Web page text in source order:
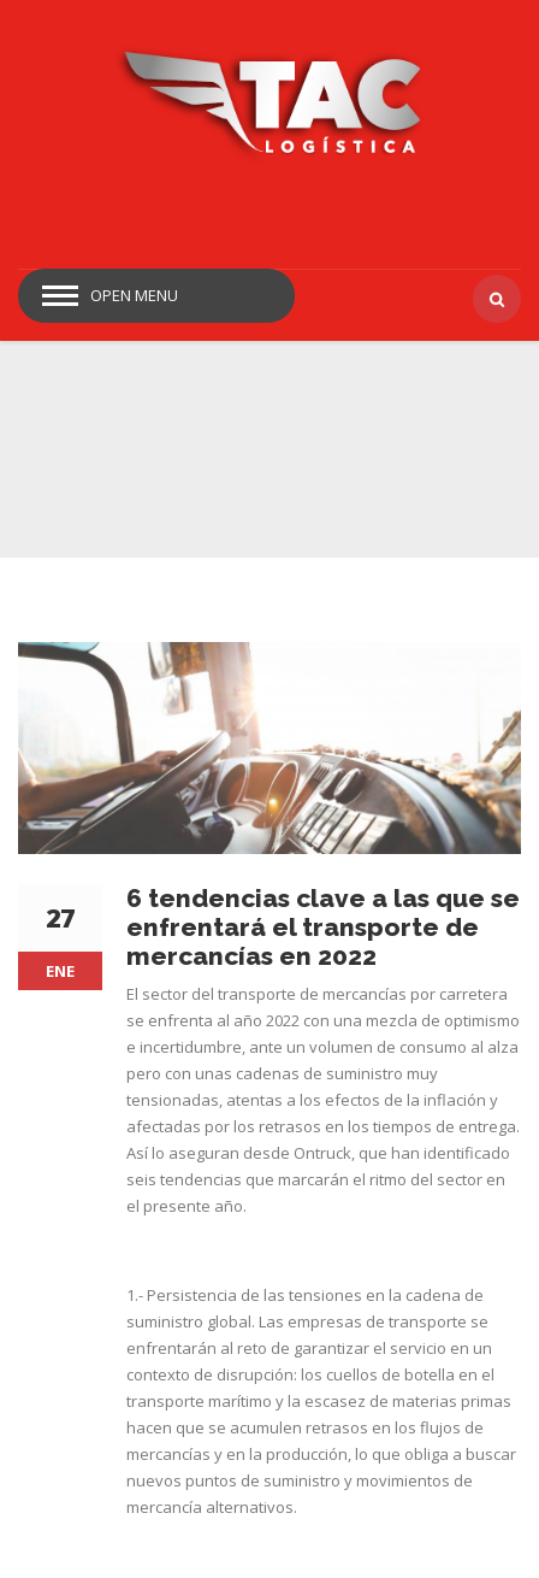
OPEN MENU
27
ENE
6 tendencias clave a las que se
enfrentará el transporte de
mercancías en 2022
El sector del transporte de mercancías por carretera
se enfrenta al año 2022 con una mezcla de optimismo
e incertidumbre, ante un volumen de consumo al alza
pero con unas cadenas de suministro muy
tensionadas, atentas a los efectos de la inflación y
afectadas por los retrasos en los tiempos de entrega.
Así lo aseguran desde Ontruck, que han identificado
seis tendencias que marcarán el ritmo del sector en
el presente año.
1.- Persistencia de las tensiones en la cadena de
suministro global. Las empresas de transporte se
enfrentarán al reto de garantizar el servicio en un
contexto de disrupción: los cuellos de botella en el
transporte marítimo y la escasez de materias primas
hacen que se acumulen retrasos en los flujos de
mercancías y en la producción, lo que obliga a buscar
nuevos puntos de suministro y movimientos de
mercancía alternativos.